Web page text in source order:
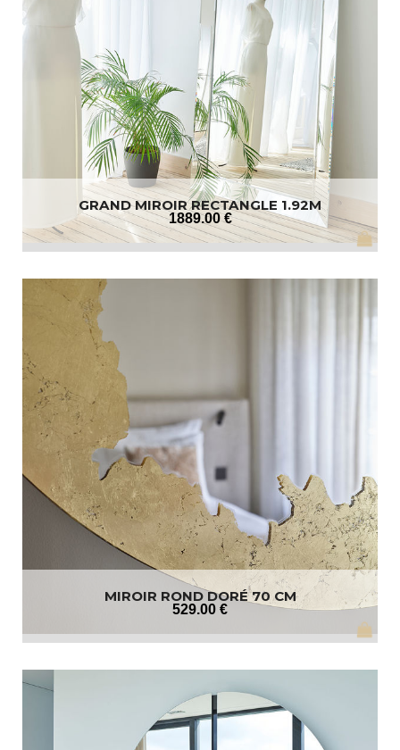
GRAND MIROIR RECTANGLE 1.92M
1889.00 €
MIROIR ROND DORÉ 70 CM
529.00 €